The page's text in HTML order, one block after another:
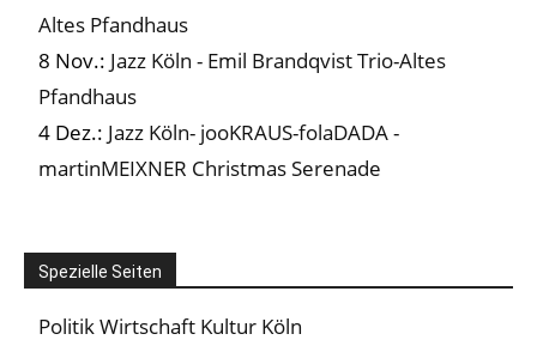
Altes Pfandhaus
8 Nov.: Jazz Köln - Emil Brandqvist Trio-Altes
Pfandhaus
4 Dez.: Jazz Köln- jooKRAUS-folaDADA -
martinMEIXNER Christmas Serenade
Spezielle Seiten
Politik Wirtschaft Kultur Köln